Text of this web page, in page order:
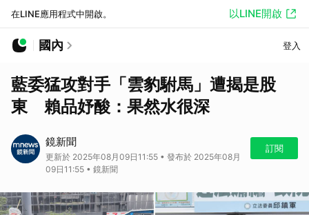
在LINE應用程式中開啟。 以LINE開啟
國內 登入
藍委猛攻對手「雲豹駙馬」遭揭是股
東 賴品妤酸：果然水很深
鏡新聞
更新於 2025年08月09日11:55 • 發布於 2025年08月
09日11:55 • 鏡新聞
訂閱